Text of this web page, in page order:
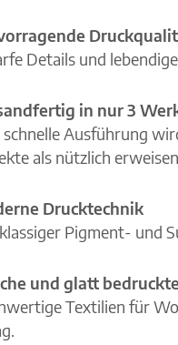
Details und
in nur 3
schnelle Ausführung
als nützlich
Drucktechnik
Pigment- und
und glatt
Textilien für